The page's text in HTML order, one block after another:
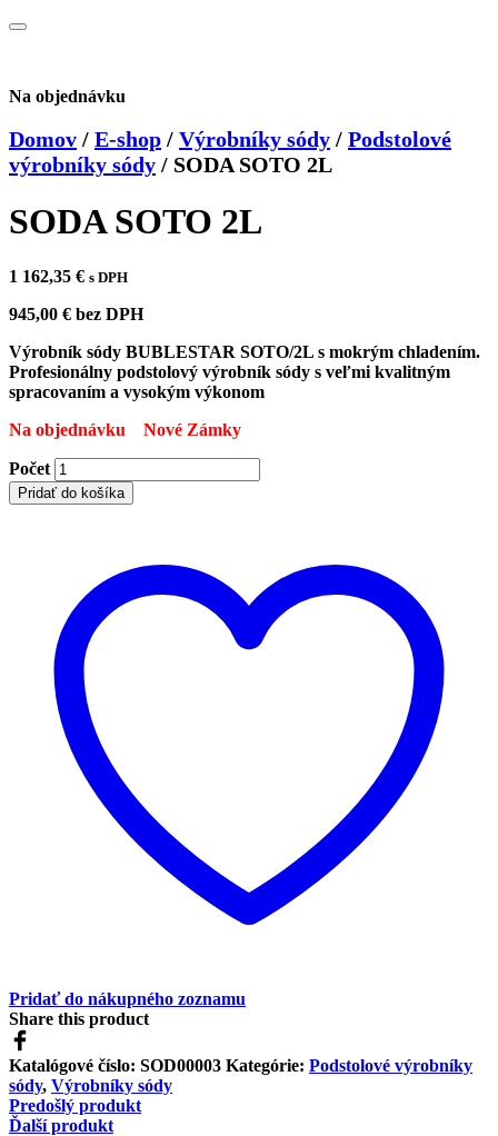
Na objednávku
Domov / E-shop / Výrobníky sódy / Podstolové
výrobníky sódy / SODA SOTO 2L
SODA SOTO 2L
1 162,35 € s DPH
945,00 € bez DPH
Výrobník sódy BUBLESTAR SOTO/2L s mokrým chladením.
Profesionálny podstolový výrobník sódy s veľmi kvalitným
spracovaním a vysokým výkonom
Na objednávku
Nové Zámky
Počet
Pridať do košíka
Pridať do nákupného zoznamu
Share this product
Katalógové číslo: SOD00003 Kategórie: Podstolové výrobníky
sódy, Výrobníky sódy
Predošlý produkt
Ďalší produkt